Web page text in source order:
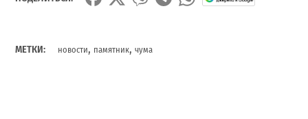
МЕТКИ: новости, памятник,чума